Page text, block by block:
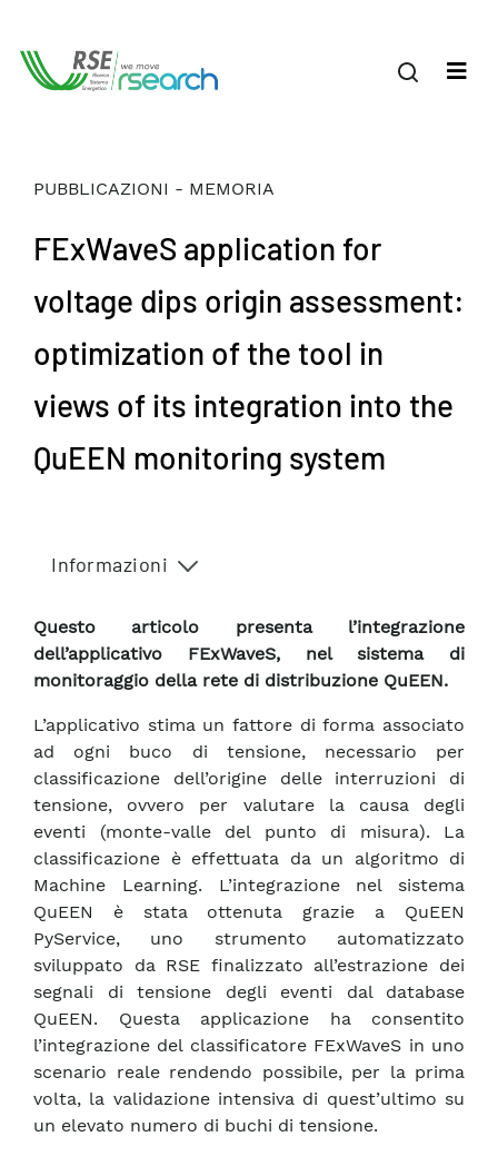
PUBBLICAZIONI - MEMORIA
FExWaveS application for
voltage dips origin assessment:
optimization of the tool in
views of its integration into the
QuEEN monitoring system
Informazioni
Questo articolo presenta l’integrazione
dell’applicativo FExWaveS, nel sistema di
monitoraggio della rete di distribuzione QuEEN.
L’applicativo stima un fattore di forma associato
ad ogni buco di tensione, necessario per
classificazione dell’origine delle interruzioni di
tensione, ovvero per valutare la causa degli
eventi (monte-valle del punto di misura). La
classificazione è effettuata da un algoritmo di
Machine Learning. L’integrazione nel sistema
QuEEN è stata ottenuta grazie a QuEEN
PyService, uno strumento automatizzato
sviluppato da RSE finalizzato all’estrazione dei
segnali di tensione degli eventi dal database
QuEEN. Questa applicazione ha consentito
l’integrazione del classificatore FExWaveS in uno
scenario reale rendendo possibile, per la prima
volta, la validazione intensiva di quest’ultimo su
un elevato numero di buchi di tensione.